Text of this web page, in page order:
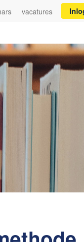
vacatures